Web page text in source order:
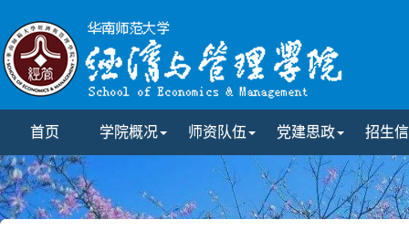
首页 学院概况 师资队伍 党建思政 招生